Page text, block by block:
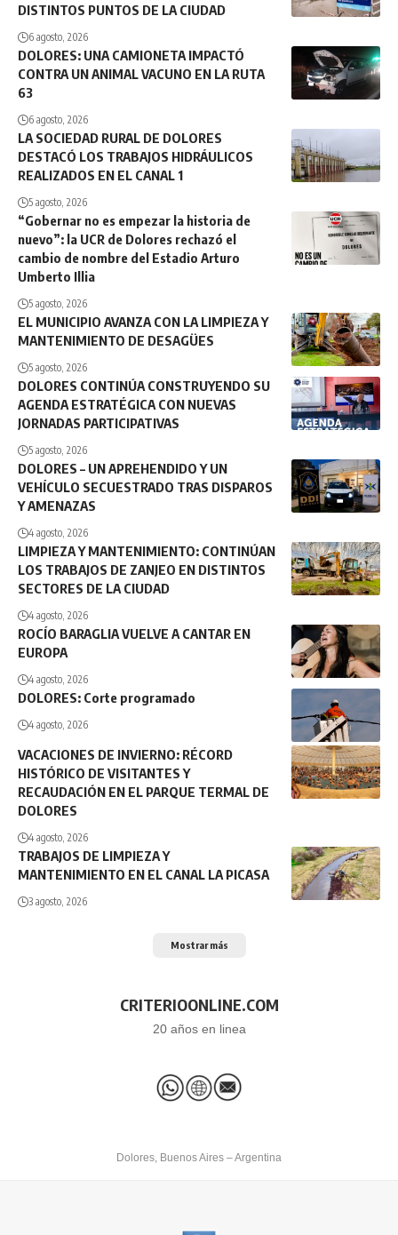
DISTINTOS PUNTOS DE LA CIUDAD
6 agosto, 2026
DOLORES: UNA CAMIONETA IMPACTÓ
CONTRA UN ANIMAL VACUNO EN LA RUTA
63
6 agosto, 2026
LA SOCIEDAD RURAL DE DOLORES
DESTACÓ LOS TRABAJOS HIDRÁULICOS
REALIZADOS EN EL CANAL 1
5 agosto, 2026
“Gobernar no es empezar la historia de
nuevo”: la UCR de Dolores rechazó el
cambio de nombre del Estadio Arturo
Umberto Illia
5 agosto, 2026
EL MUNICIPIO AVANZA CON LA LIMPIEZA Y
MANTENIMIENTO DE DESAGÜES
5 agosto, 2026
DOLORES CONTINÚA CONSTRUYENDO SU
AGENDA ESTRATÉGICA CON NUEVAS
JORNADAS PARTICIPATIVAS
5 agosto, 2026
DOLORES – UN APREHENDIDO Y UN
VEHÍCULO SECUESTRADO TRAS DISPAROS
Y AMENAZAS
4 agosto, 2026
LIMPIEZA Y MANTENIMIENTO: CONTINÚAN
LOS TRABAJOS DE ZANJEO EN DISTINTOS
SECTORES DE LA CIUDAD
4 agosto, 2026
ROCÍO BARAGLIA VUELVE A CANTAR EN
EUROPA
4 agosto, 2026
DOLORES: Corte programado
4 agosto, 2026
VACACIONES DE INVIERNO: RÉCORD
HISTÓRICO DE VISITANTES Y
RECAUDACIÓN EN EL PARQUE TERMAL DE
DOLORES
4 agosto, 2026
TRABAJOS DE LIMPIEZA Y
MANTENIMIENTO EN EL CANAL LA PICASA
3 agosto, 2026
Mostrar más
CRITERIOONLINE.COM
20 años en linea
Dolores, Buenos Aires – Argentina